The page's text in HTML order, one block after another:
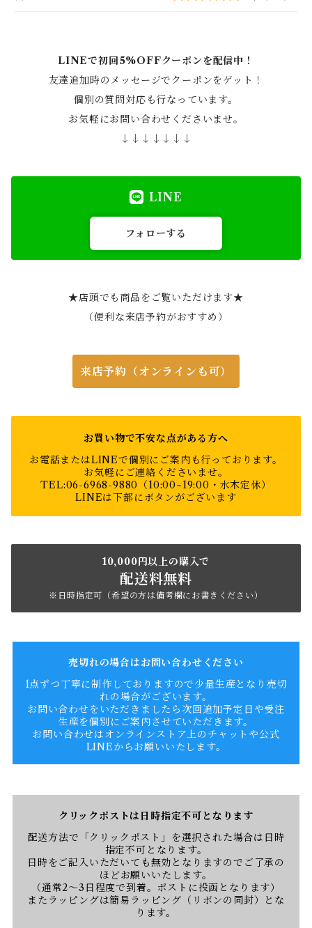
LINEで初回5%OFFクーポンを配信中！
友達追加時のメッセージでクーポンをゲット！
個別の質問対応も行なっています。
お気軽にお問い合わせくださいませ。
↓↓↓↓↓↓↓
LINE
フォローする
★店頭でも商品をご覧いただけます★
（便利な来店予約がおすすめ）
来店予約（オンラインも可）
お買い物で不安な点がある方へ
お電話またはLINEで個別にご案内も行っております。
お気軽にご連絡くださいませ。
TEL:06-6968-9880（10:00~19:00・水木定休）
LINEは下部にボタンがございます
10,000円以上の購入で
配送料無料
※日時指定可（希望の方は備考欄にお書きください）
売切れの場合はお問い合わせください
1点ずつ丁寧に制作しておりますので少量生産となり売切
れの場合がございます。
お問い合わせをいただきましたら次回追加予定日や受注
生産を個別にご案内させていただきます。
お問い合わせはオンラインストア上のチャットや公式
LINEからお願いいたします。
クリックポストは日時指定不可となります
配送方法で「クリックポスト」を選択された場合は日時
指定不可となります。
日時をご記入いただいても無効となりますのでご了承の
ほどお願いいたします。
（通常2〜3日程度で到着。ポストに投函となります）
またラッピングは簡易ラッピング（リボンの同封）とな
ります。